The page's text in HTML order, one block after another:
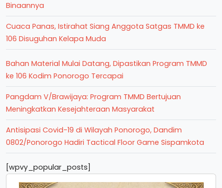
Binaannya
Cuaca Panas, Istirahat Siang Anggota Satgas TMMD ke
106 Disuguhan Kelapa Muda
Bahan Material Mulai Datang, Dipastikan Program TMMD
ke 106 Kodim Ponorogo Tercapai
Pangdam V/Brawijaya: Program TMMD Bertujuan
Meningkatkan Kesejahteraan Masyarakat
Antisipasi Covid-19 di Wilayah Ponorogo, Dandim
0802/Ponorogo Hadiri Tactical Floor Game Sispamkota
[wpvy_popular_posts]